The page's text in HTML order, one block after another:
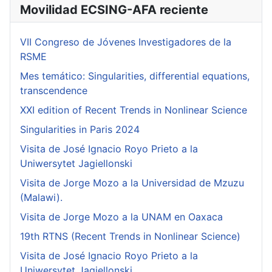
Movilidad ECSING-AFA reciente
VII Congreso de Jóvenes Investigadores de la
RSME
Mes temático: Singularities, differential equations,
transcendence
XXI edition of Recent Trends in Nonlinear Science
Singularities in Paris 2024
Visita de José Ignacio Royo Prieto a la
Uniwersytet Jagiellonski
Visita de Jorge Mozo a la Universidad de Mzuzu
(Malawi).
Visita de Jorge Mozo a la UNAM en Oaxaca
19th RTNS (Recent Trends in Nonlinear Science)
Visita de José Ignacio Royo Prieto a la